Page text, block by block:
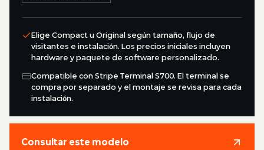
Elige Compact u Original según tamaño, flujo de
visitantes e instalación. Los precios iniciales incluyen
hardware y paquete de software personalizado.
Compatible con Stripe Terminal S700. El terminal se
compra por separado y el montaje se revisa para cada
instalación.
Consultar este modelo